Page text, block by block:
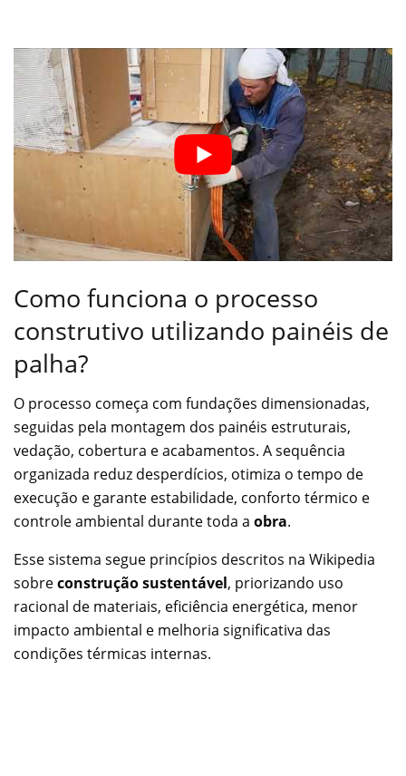
Como funciona o processo
construtivo utilizando painéis de
palha?
O processo começa com fundações dimensionadas,
seguidas pela montagem dos painéis estruturais,
vedação, cobertura e acabamentos. A sequência
organizada reduz desperdícios, otimiza o tempo de
execução e garante estabilidade, conforto térmico e
controle ambiental durante toda a obra.
Esse sistema segue princípios descritos na Wikipedia
sobreconstrução sustentável, priorizando uso
racional de materiais, eficiência energética, menor
impacto ambiental e melhoria significativa das
condições térmicas internas.